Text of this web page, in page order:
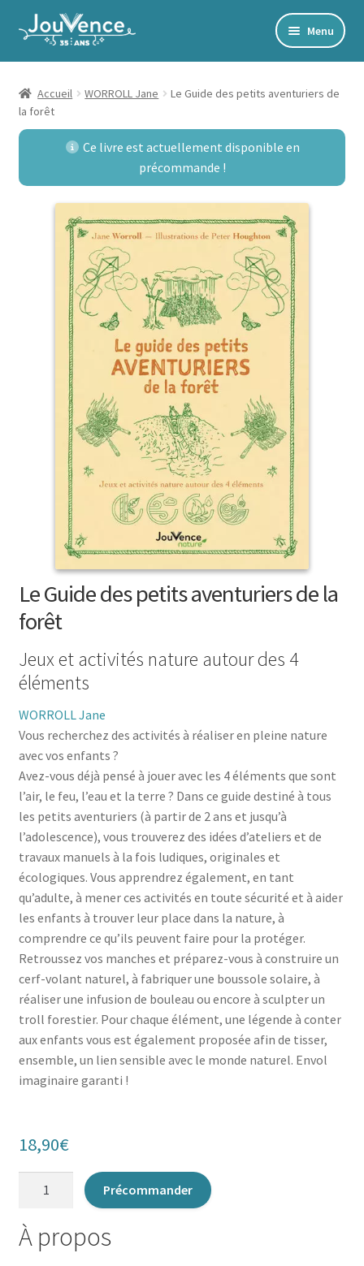
Aller
à
la
Aller
au
contenu
Menu
Accueil
Mon Compte
Accords toltèques
Communication NonViolente
Livres numériques et audios
Catalogue
Développement personnel
Alimentation | Forme | Santé
Médecine douces
Collections
Accueil WORROLL Jane
Le Guide des petits aventuriers de
la forêt
Ce livre est actuellement disponible en
précommande !
Le Guide des petits aventuriers de la
forêt
Jeux et activités nature autour des 4
éléments
WORROLL Jane
Vous recherchez des activités à réaliser en pleine nature
avec vos enfants ?
Avez-vous déjà pensé à jouer avec les 4 éléments que sont
l’air, le feu, l’eau et la terre ? Dans ce guide destiné à tous
les petits aventuriers (à partir de 2 ans et jusqu’à
l’adolescence), vous trouverez des idées d’ateliers et de
travaux manuels à la fois ludiques, originales et
écologiques. Vous apprendrez également, en tant
qu’adulte, à mener ces activités en toute sécurité et à aider
les enfants à trouver leur place dans la nature, à
comprendre ce qu’ils peuvent faire pour la protéger.
Retroussez vos manches et préparez-vous à construire un
cerf-volant naturel, à fabriquer une boussole solaire, à
réaliser une infusion de bouleau ou encore à sculpter un
troll forestier. Pour chaque élément, une légende à conter
aux enfants vous est également proposée afin de tisser,
ensemble, un lien sensible avec le monde naturel. Envol
imaginaire garanti !
18,90€
Le
Guide
Précommander
À propos